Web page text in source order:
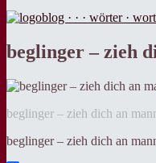
beglinger – zieh
beglinger – zieh dich an
beglinger – zieh dich an